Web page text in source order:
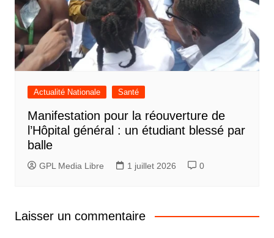
Actualité Nationale Santé
Manifestation pour la réouverture de
l’Hôpital général : un étudiant blessé par
balle
GPL Media Libre 1 juillet 2026 0
Laisser un commentaire